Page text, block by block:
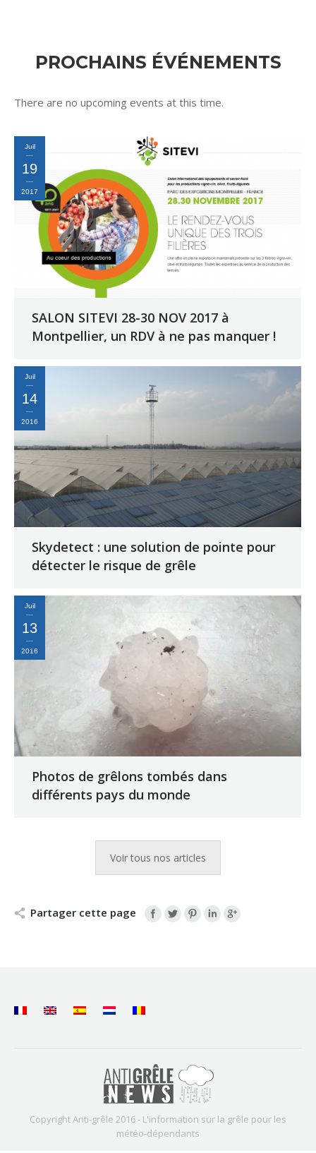
PROCHAINS ÉVÉNEMENTS
There are no upcoming events at this time.
Juil
19
2017
SALON SITEVI 28-30 NOV 2017 à
Montpellier, un RDV à ne pas manquer !
Juil
14
2016
Skydetect : une solution de pointe pour
détecter le risque de grêle
Juil
13
2016
Photos de grêlons tombés dans
différents pays du monde
Voir tous nos articles
Partager cette page
Copyright Anti-grêle 2016 - L'information sur la grêle pour les
météo-dépendants